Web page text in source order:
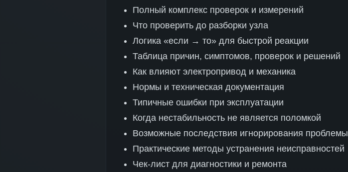
Полный комплекс проверок и измерений
Что проверить до разборки узла
Логика «если → то» для быстрой реакции
Таблица причин, симптомов, проверок и решений
Как влияют электропривод и механика
Нормы и техническая документация
Типичные ошибки при эксплуатации
Когда нестабильность не является поломкой
Возможные последствия игнорирования проблемы
Практические методы устранения неисправностей
Чек-лист для диагностики и ремонта